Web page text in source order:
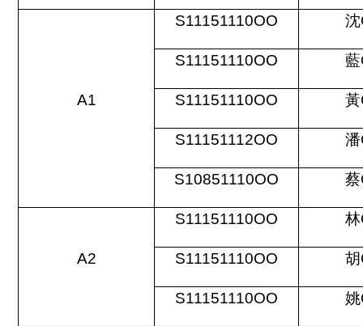
A1
S11151110OO 沈
S11151110OO 藍
S11151110OO 黃
S11151112OO 潘
S10851110OO 蔡
A2
S11151110OO 林
S11151110OO 胡
S11151110OO 姚